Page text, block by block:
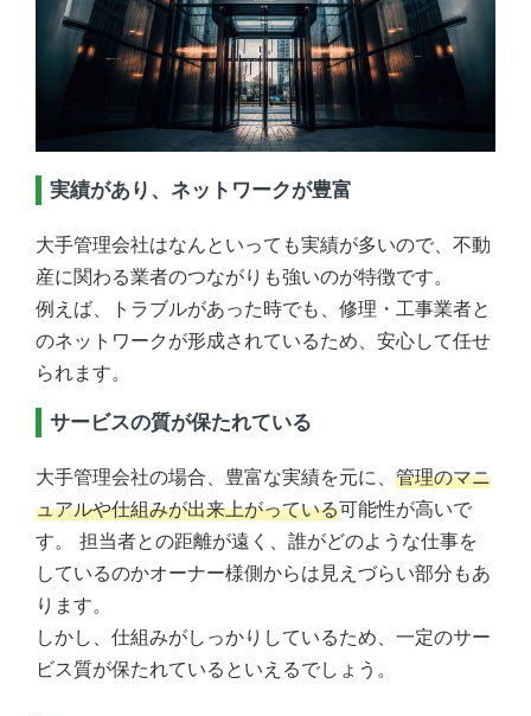
実績があり、ネットワークが豊富
大手管理会社はなんといっても実績が多いので、不動
産に関わる業者のつながりも強いのが特徴です。
例えば、トラブルがあった時でも、修理・工事業者と
のネットワークが形成されているため、安心して任せ
られます。
サービスの質が保たれている
大手管理会社の場合、豊富な実績を元に、 管理のマニ
ュアルや仕組みが出来上がっている可能性が高いで
す。 担当者との距離が遠く、誰がどのような仕事を
しているのかオーナー様側からは見えづらい部分もあ
ります。
しかし、仕組みがしっかりしているため、一定のサー
ビス質が保たれているといえるでしょう。